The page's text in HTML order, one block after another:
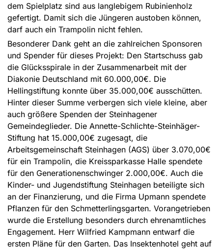
dem Spielplatz sind aus langlebigem Rubinienholz
gefertigt. Damit sich die Jüngeren austoben können,
darf auch ein Trampolin nicht fehlen.
Besonderer Dank geht an die zahlreichen Sponsoren
und Spender für dieses Projekt: Den Startschuss gab
die Glücksspirale in der Zusammenarbeit mit der
Diakonie Deutschland mit 60.000,00€. Die
Hellingstiftung konnte über 35.000,00€ ausschütten.
Hinter dieser Summe verbergen sich viele kleine, aber
auch größere Spenden der Steinhagener
Gemeindeglieder. Die Annette-Schlichte-Steinhäger-
Stiftung hat 15.000,00€ zugesagt, die
Arbeitsgemeinschaft Steinhagen (AGS) über 3.070,00€
für ein Trampolin, die Kreissparkasse Halle spendete
für den Generationenschwinger 2.000,00€. Auch die
Kinder- und Jugendstiftung Steinhagen beteiligte sich
an der Finanzierung, und die Firma Upmann spendete
Pflanzen für den Schmetterlingsgarten. Vorangetrieben
wurde die Erstellung besonders durch ehrenamtliches
Engagement. Herr Wilfried Kampmann entwarf die
ersten Pläne für den Garten. Das Insektenhotel geht auf